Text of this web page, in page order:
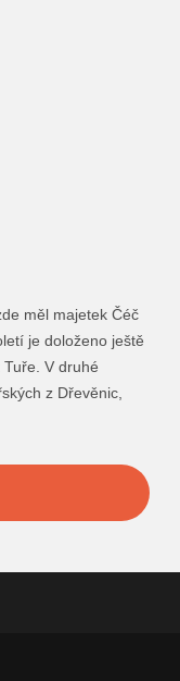
měl majetek Čéč
je doloženo ještě
V druhé
z Dřevěnic,